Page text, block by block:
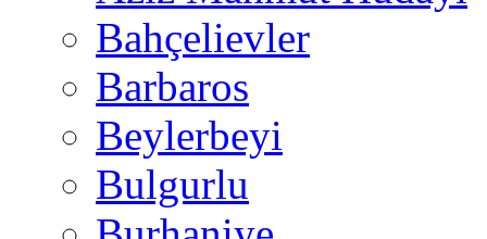
Bahçelievler
Barbaros
Beylerbeyi
Bulgurlu